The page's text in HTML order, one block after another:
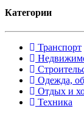
Категории
Транспорт
Одежда,
Отдых и
Техника